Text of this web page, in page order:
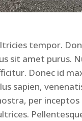
tempor.
sit amet purus.
Donec id
sapien,
per inceptos